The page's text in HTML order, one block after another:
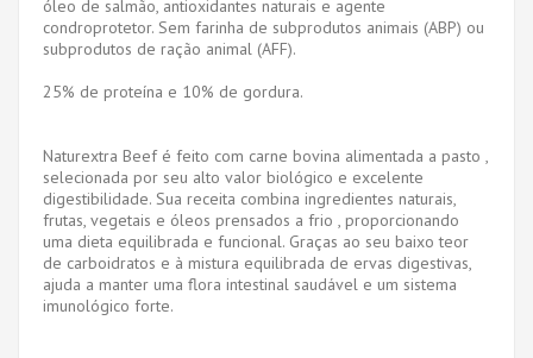
óleo de salmão, antioxidantes naturais e agente
condroprotetor. Sem farinha de subprodutos animais (ABP) ou
subprodutos de ração animal (AFF).
25% de proteína e 10% de gordura.
Naturextra Beef é feito com carne bovina alimentada a pasto ,
selecionada por seu alto valor biológico e excelente
digestibilidade. Sua receita combina ingredientes naturais,
frutas, vegetais e óleos prensados ​​a frio , proporcionando
uma dieta equilibrada e funcional. Graças ao seu baixo teor
de carboidratos e à mistura equilibrada de ervas digestivas,
ajuda a manter uma flora intestinal saudável e um sistema
imunológico forte.